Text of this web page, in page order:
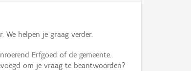
helpen je graag verder.
Erfgoed of de gemeente.
om je vraag te beantwoorden?